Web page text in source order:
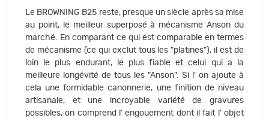
Le BROWNING B25 reste, presque un siècle après sa mise
au point, le meilleur superposé à mécanisme Anson du
marché. En comparant ce qui est comparable en termes
de mécanisme (ce qui exclut tous les "platines"), il est de
loin le plus endurant, le plus fiable et celui qui a la
meilleure longévité de tous les "Anson". Si l' on ajoute à
cela une formidable canonnerie, une finition de niveau
artisanale, et une incroyable variété de gravures
possibles, on comprend l' engouement dont il fait l' objet